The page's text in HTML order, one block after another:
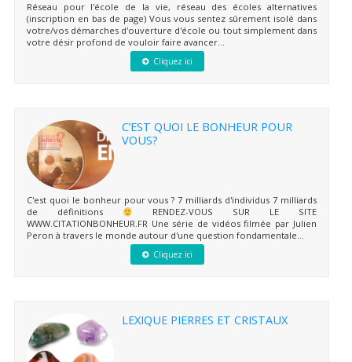
Réseau pour l'école de la vie, réseau des écoles alternatives
(inscription en bas de page) Vous vous sentez sûrement isolé dans
votre/vos démarches d'ouverture d'école ou tout simplement dans
votre désir profond de vouloir faire avancer...
Cliquez ici
C’EST QUOI LE BONHEUR POUR
VOUS?
C'est quoi le bonheur pour vous ? 7 milliards d'individus 7 milliards
de définitions
RENDEZ-VOUS SUR LE SITE
WWW.CITATIONBONHEUR.FR Une série de vidéos filmée par Julien
Peron à travers le monde autour d'une question fondamentale...
Cliquez ici
LEXIQUE PIERRES ET CRISTAUX